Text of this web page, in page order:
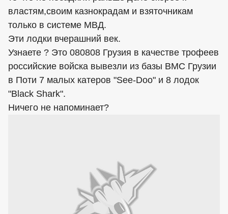
властям,своим казнокрадам и взяточникам
только в системе МВД.
Эти лодки вчерашний век.
Узнаете ? Это 080808 Грузия в качестве трофеев
российские войска вывезли из базы ВМС Грузии
в Поти 7 малых катеров "See-Doo" и 8 лодок
"Black Shark".
Ничего не напоминает?